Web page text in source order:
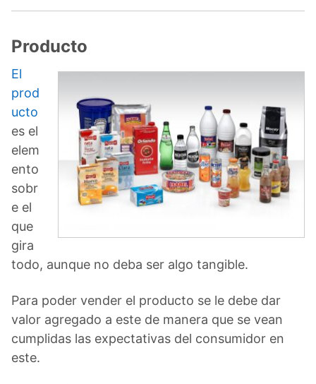
Producto
El
prod
ucto
es el
elem
ento
sobr
e el
que
gira
todo, aunque no deba ser algo tangible.
Para poder vender el producto se le debe dar
valor agregado a este de manera que se vean
cumplidas las expectativas del consumidor en
este.